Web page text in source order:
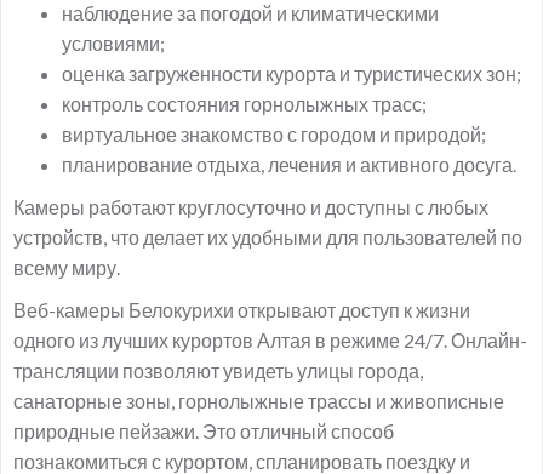
наблюдение за погодой и климатическими
условиями;
оценка загруженности курорта и туристических зон;
контроль состояния горнолыжных трасс;
виртуальное знакомство с городом и природой;
планирование отдыха, лечения и активного досуга.
Камеры работают круглосуточно и доступны с любых
устройств, что делает их удобными для пользователей по
всему миру.
Веб-камеры Белокурихи открывают доступ к жизни
одного из лучших курортов Алтая в режиме 24/7. Онлайн-
трансляции позволяют увидеть улицы города,
санаторные зоны, горнолыжные трассы и живописные
природные пейзажи. Это отличный способ
познакомиться с курортом, спланировать поездку и